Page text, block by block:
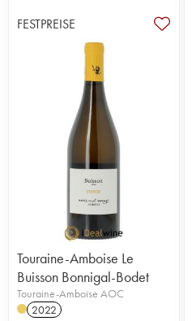
FESTPREISE
Touraine-Amboise Le
Buisson Bonnigal-Bodet
Touraine-Amboise AOC
2022